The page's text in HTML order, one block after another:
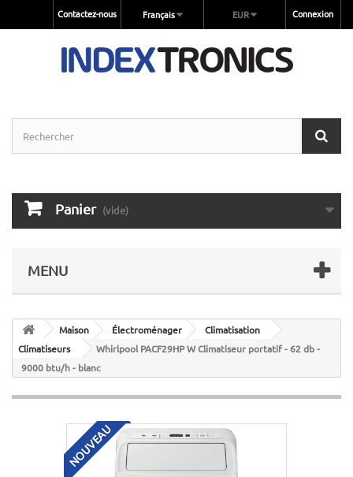
Connexion
EUR
Français
Contactez-nous
Panier (vide)
MENU
Maison Électroménager
Climatisation
Climatiseurs
Whirlpool PACF29HP W Climatiseur portatif - 62 db -
9000 btu/h - blanc
NOUVEAU